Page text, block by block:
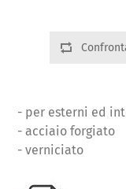
- per esterni ed
- acciaio forgiato
- verniciato